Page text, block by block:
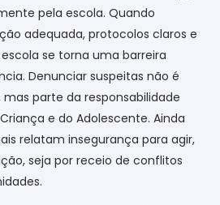
pela escola. Quando
adequada, protocolos claros e
se torna uma barreira
Denunciar suspeitas não é
parte da responsabilidade
e do Adolescente. Ainda
relatam insegurança para agir,
seja por receio de conflitos